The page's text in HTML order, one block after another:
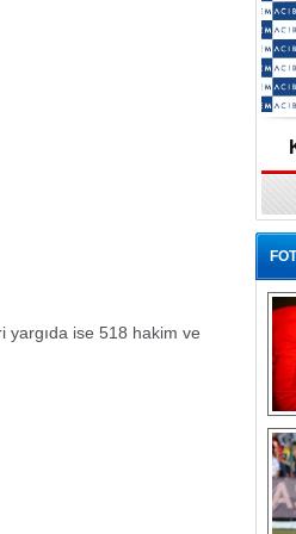
yargıda ise 518 hakim ve